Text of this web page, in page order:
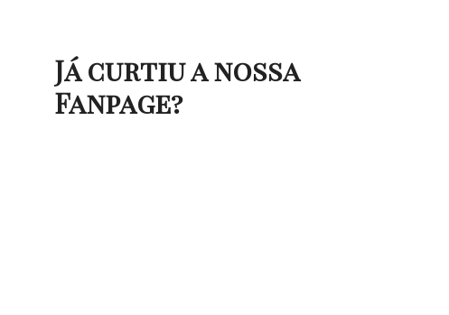
Já curtiu a nossa
Fanpage?